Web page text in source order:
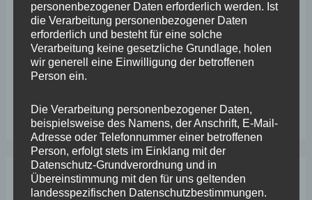
Sanierung des Sportplatzes
Engstelle in Aachener Straße – Wefelscheid: „Rübenach
erstickt im Verkehr“
Wefelscheid besichtigt Fort Konstantin
Wefelscheid bei 3-jährigem Jubiläum von Particura
Archiv
personenbezogener Daten erforderlich werden. Ist
die Verarbeitung personenbezogener Daten
erforderlich und besteht für eine solche
Verarbeitung keine gesetzliche Grundlage, holen
wir generell eine Einwilligung der betroffenen
Person ein.
Die Verarbeitung personenbezogener Daten,
beispielsweise des Namens, der Anschrift, E-Mail-
Adresse oder Telefonnummer einer betroffenen
Person, erfolgt stets im Einklang mit der
Datenschutz-Grundverordnung und in
Übereinstimmung mit den für uns geltenden
landesspezifischen Datenschutzbestimmungen.